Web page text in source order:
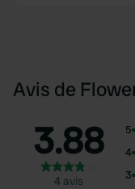
Avis de
3.88
4 avis
5
4
3